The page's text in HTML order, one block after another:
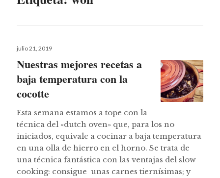
Publicado
julio 21, 2019
Nuestras mejores recetas a
baja temperatura con la
cocotte
Esta semana estamos a tope con la
técnica del «dutch oven» que, para los no
iniciados, equivale a cocinar a baja temperatura
en una olla de hierro en el horno. Se trata de
una técnica fantástica con las ventajas del slow
cooking: consigue unas carnes tiernísimas; y